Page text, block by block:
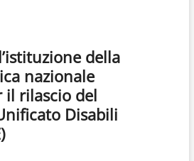
della
nazionale
rilascio del
Disabili